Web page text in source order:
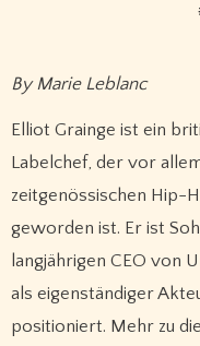
By Marie Leblanc
Elliot Grainge ist ein
Labelchef, der vor
zeitgenössischen Hip-
geworden ist. Er ist
langjährigen CEO von
als eigenständiger
positioniert. Mehr zu